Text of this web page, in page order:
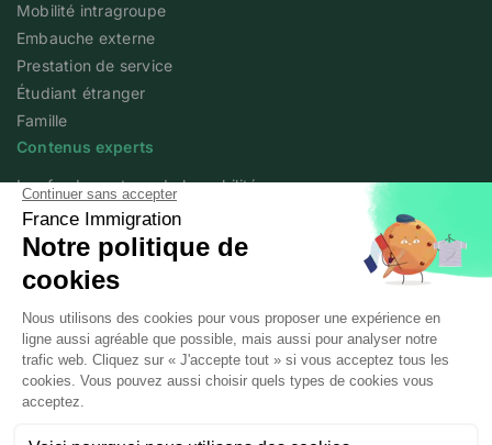
Mobilité intragroupe
Embauche externe
Prestation de service
Étudiant étranger
Famille
Contenus experts
Les fondamentaux de la mobilité
Articles experts
Flash info
Livres blancs
Webinars
Podcast We Love Mobility
A propos
Qui sommes-nous ?
Posted workers